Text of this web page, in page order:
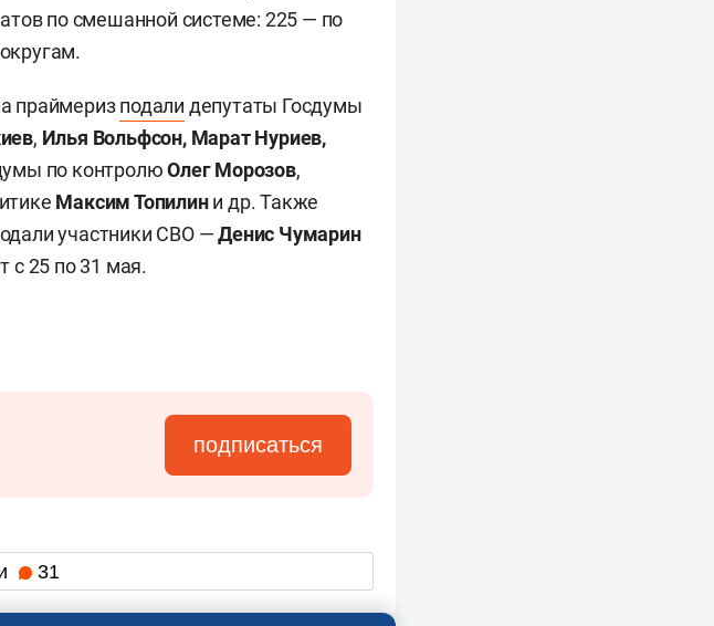
по смешанной системе: 225 — по
праймеризподали депутаты Госдумы
, Илья Вольфсон, Марат Нуриев,
по контролюОлег Морозов,
Максим Топилини др. Также
участники СВО —Денис Чумарин
с 25 по 31 мая.
подписаться
31